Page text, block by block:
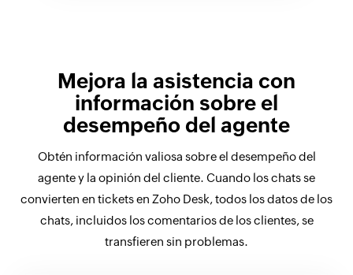
Mejora la asistencia con
información sobre el
desempeño del agente
Obtén información valiosa sobre el desempeño del
agente y la opinión del cliente. Cuando los chats se
convierten en tickets en Zoho Desk, todos los datos de los
chats, incluidos los comentarios de los clientes, se
transfieren sin problemas.